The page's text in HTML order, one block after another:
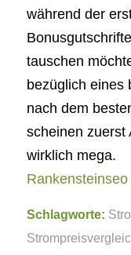
während der
tauschen
bezüglich eines
nach dem
scheinen zuerst
wirklich mega.
Rankensteinseo
Schlagworte: